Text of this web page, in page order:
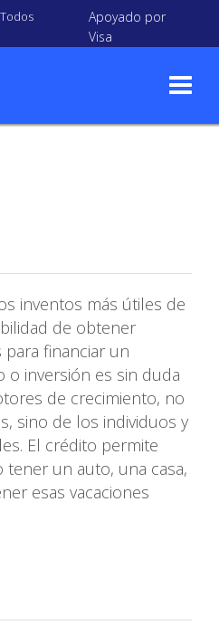
Apoyado por
Visa
inventos más útiles de
de obtener
financiar un
o inversión es sin duda
de crecimiento, no
sino de los individuos y
El crédito permite
un auto, una casa,
esas vacaciones